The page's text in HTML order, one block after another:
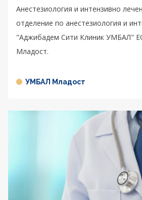
Анестезиология и интензивно
отделение по анестезиология и
"Аджибадем Сити Клиник УМБАЛ"
Младост.
УМБАЛ Младост